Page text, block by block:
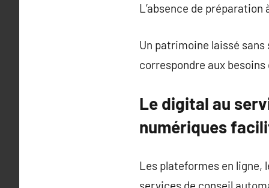
L’absence de
Un patrimoine laissé
correspondre aux
Le digital au
numériques
Les plateformes en ligne,